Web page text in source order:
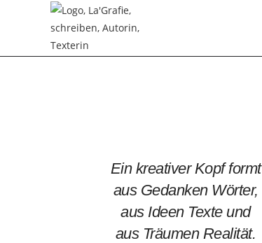
Ein kreativer Kopf formt
aus Gedanken Wörter,
aus Ideen Texte und
aus Träumen Realität.